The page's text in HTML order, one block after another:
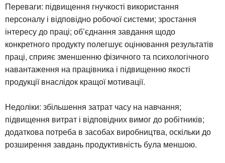
Переваги: підвищення гнучкості використання
персоналу і відповідно робочої системи; зростання
інтересу до праці; об’єднання завдання щодо
конкретного продукту полегшує оцінювання результатів
праці, сприяє зменшенню фізичного та психологічного
навантаження на працівника і підвищенню якості
продукції внаслідок кращої мотивації.
Недоліки: збільшення затрат часу на навчання;
підвищення витрат і відповідних вимог до робітників;
додаткова потреба в засобах виробництва, оскільки до
розширення завдань продуктивність була меншою.